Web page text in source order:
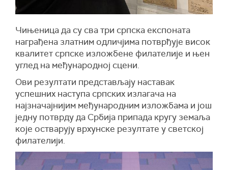
Чињеница да су сва три српска експоната
награђена златним одличјима потврђује висок
квалитет српске изложбене филателије и њен
углед на међународној сцени.
Ови резултати представљају наставак
успешних наступа српских излагача на
најзначајнијим међународним изложбама и још
једну потврду да Србија припада кругу земаља
које остварују врхунске резултате у светској
филателији.